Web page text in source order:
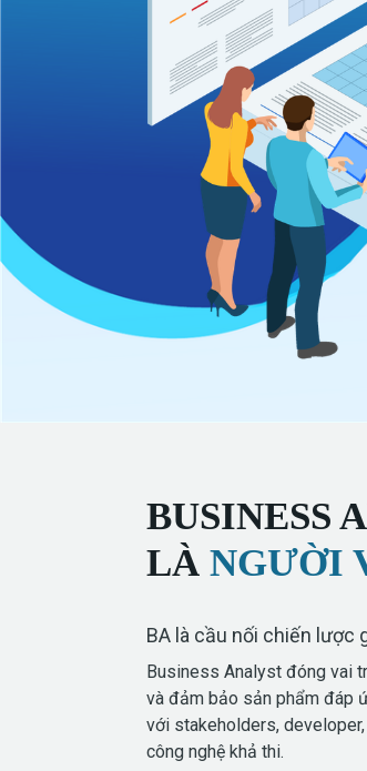
BUSINESS
LÀ NGƯỜI
BA là cầu nối chiến lược
Business Analyst đóng vai
và đảm bảo sản phẩm đáp
với stakeholders,
công nghệ khả thi.